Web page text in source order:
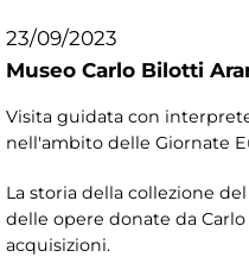
23/09/2023
Museo Carlo Bilotti
Visita guidata con
nell'ambito delle Giornate
La storia della collezione
delle opere donate da
acquisizioni.